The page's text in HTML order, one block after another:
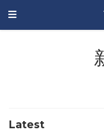
Latest